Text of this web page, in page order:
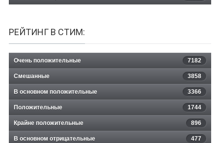
РЕЙТИНГ В СТИМ:
Очень положительные 7182
Смешанные 3858
В основном положительные 3366
Положительные 1744
Крайне положительные 896
В основном отрицательные 477